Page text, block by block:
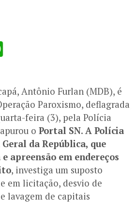
Antônio Furlan (MDB), é
Paroxismo, deflagrada
feira (3), pela Polícia
o Portal SN. A Polícia
da República, que
apreensão em endereços
, investiga um suposto
em licitação, desvio de
lavagem de capitais